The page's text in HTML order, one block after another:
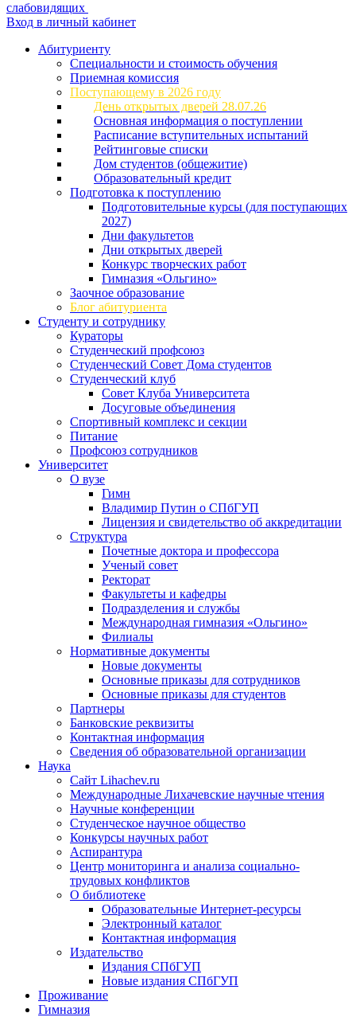
слабовидящих
Вход в личный кабинет
Абитуриенту
Специальности и стоимость обучения
Приемная комиссия
Поступающему в 2026 году
День открытых дверей 28.07.26
Основная информация о поступлении
Расписание вступительных испытаний
Рейтинговые списки
Дом студентов (общежитие)
Образовательный кредит
Подготовка к поступлению
Подготовительные курсы (для поступающих
2027)
Дни факультетов
Дни открытых дверей
Конкурс творческих работ
Гимназия «Ольгино»
Заочное образование
Блог абитуриента
Студенту и сотруднику
Кураторы
Студенческий профсоюз
Студенческий Совет Дома студентов
Студенческий клуб
Совет Клуба Университета
Досуговые объединения
Спортивный комплекс и секции
Питание
Профсоюз сотрудников
Университет
О вузе
Гимн
Владимир Путин о СПбГУП
Лицензия и свидетельство об аккредитации
Структура
Почетные доктора и профессора
Ученый совет
Ректорат
Факультеты и кафедры
Подразделения и службы
Международная гимназия «Ольгино»
Филиалы
Нормативные документы
Новые документы
Основные приказы для сотрудников
Основные приказы для студентов
Партнеры
Банковские реквизиты
Контактная информация
Сведения об образовательной организации
Наука
Сайт Lihachev.ru
Международные Лихачевские научные чтения
Научные конференции
Студенческое научное общество
Конкурсы научных работ
Аспирантура
Центр мониторинга и анализа социально-
трудовых конфликтов
О библиотеке
Образовательные Интернет-ресурсы
Электронный каталог
Контактная информация
Издательство
Издания СПбГУП
Новые издания СПбГУП
Проживание
Гимназия